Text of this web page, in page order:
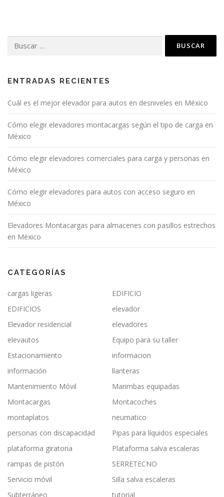
ENTRADAS RECIENTES
Cuál es el mejor elevador para autos en desniveles en México
Cómo elegir elevadores montacargas según el tipo de carga en
México
Cómo elegir elevadores comerciales para carga y personas en
México
Cómo elegir elevadores para autos con acceso seguro en
México
Elevadores Montacargas para almacenes con pasillos estrechos
en México
CATEGORÍAS
cargas ligeras
EDIFICIO
EDIFICIOS
elevador
Elevador residencial
elevadores
elevautos
Equipo para su taller
Estacionamiento
informacion
información
llanteras
Mantenimiento Móvil
Marimbas equipadas
Montacargas
Montacoches
montaplatos
neumatico
personas con discapacidad
Pipas para líquidos especiales
plataforma giratoria
Plataforma salva escaleras
rampas de pistón
SERRETECNO
Servicio móvil
Silla salva escaleras
Subterráneo
tutorial